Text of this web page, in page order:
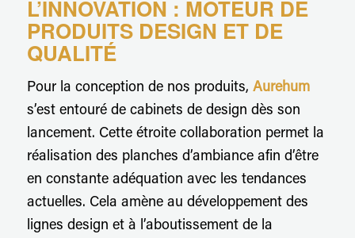
L’INNOVATION : MOTEUR DE
PRODUITS DESIGN ET DE
QUALITÉ
Pour la conception de nos produits, Aurehum
s’est entouré de cabinets de design dès son
lancement. Cette étroite collaboration permet la
réalisation des planches d’ambiance afin d’être
en constante adéquation avec les tendances
actuelles. Cela amène au développement des
lignes design et à l’aboutissement de la